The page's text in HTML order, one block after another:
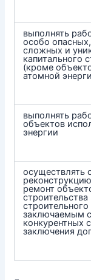
выполнять
особо
сложных и
капитального
(кроме
атомной
выполнять
объектов
энергии
осуществлять
ремонт
заключаемым
конкурентных
заключения